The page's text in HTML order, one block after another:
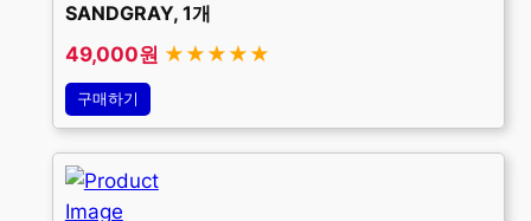
SANDGRAY, 1개
49,000원 ★★★★★
구매하기